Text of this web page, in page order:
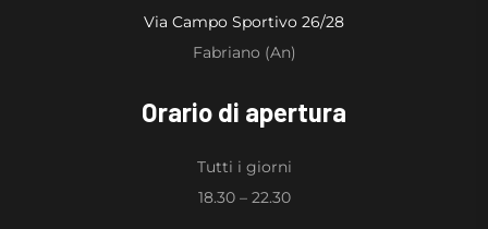
Via Campo Sportivo 26/28
Fabriano (An)
Orario di apertura
Tutti i giorni
18.30 – 22.30